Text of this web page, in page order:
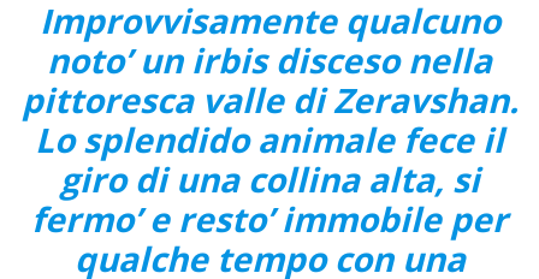
Improvvisamente qualcuno
noto’ un irbis disceso nella
pittoresca valle di Zeravshan.
Lo splendido animale fece il
giro di una collina alta, si
fermo’ e resto’ immobile per
qualche tempo con una